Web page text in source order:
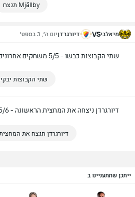
Mjällby תנצח
מיאלביVS דיורגרדןיום ה׳, 3 בספט׳
שתי הקבוצות כבשו - 5/5 משחקים אחרונים
שתי הקבוצות
דיורגרדן ניצחה את המחצית הראשונה - 5/6 משחקים אחרונים
דיורגרדן תנצח את
ייתכן שתתעניינו ב